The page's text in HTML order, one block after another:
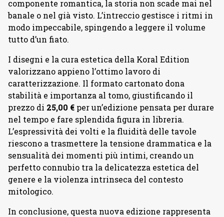
componente romantica, la storia non scade mai nel
banale o nel già visto. L’intreccio gestisce i ritmi in
modo impeccabile, spingendo a leggere il volume
tutto d’un fiato.
I disegni e la cura estetica della Koral Edition
valorizzano appieno l’ottimo lavoro di
caratterizzazione. Il formato cartonato dona
stabilità e importanza al tomo, giustificando il
prezzo di 25,00 € per un’edizione pensata per durare
nel tempo e fare splendida figura in libreria.
L’espressività dei volti e la fluidità delle tavole
riescono a trasmettere la tensione drammatica e la
sensualità dei momenti più intimi, creando un
perfetto connubio tra la delicatezza estetica del
genere e la violenza intrinseca del contesto
mitologico.
In conclusione, questa nuova edizione rappresenta